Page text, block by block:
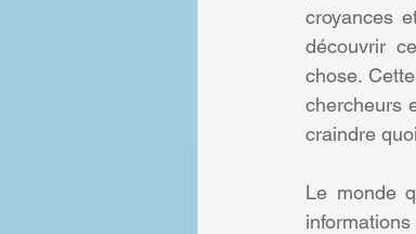
croyances
découvrir
chose.
chercheurs
craindre
Le monde